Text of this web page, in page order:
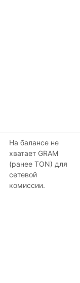
На балансе не
хватает GRAM
(ранее TON) для
сетевой
комиссии.